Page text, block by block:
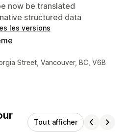
now be translated
structured data
les versions
Street, Vancouver, BC, V6B
Tout afficher